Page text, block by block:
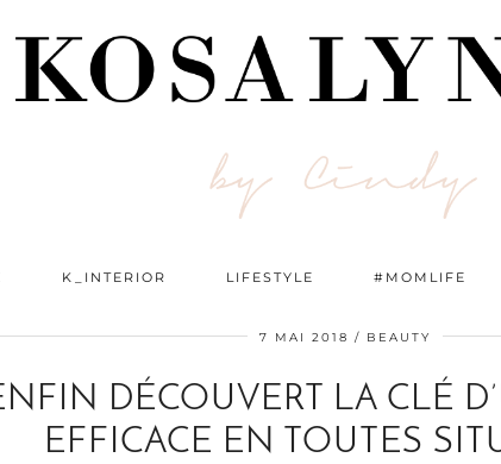
K_INTERIOR LIFESTYLE #MOMLIFE
7 MAI 2018 BEAUTY
DÉCOUVERT LA CLÉ
EFFICACE EN TOUTES